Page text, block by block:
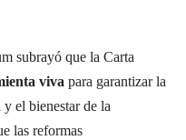
subrayó que la Carta
viva para garantizar la
el bienestar de la
las reformas